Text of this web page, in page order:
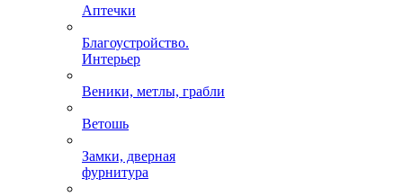
Аптечки
Благоустройство.
Интерьер
Веники, метлы, грабли
Ветошь
Замки, дверная
фурнитура